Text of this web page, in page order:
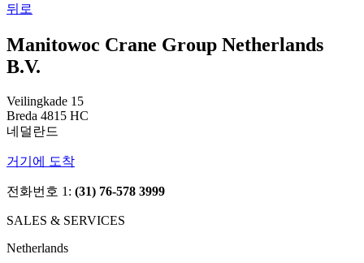
뒤로
Manitowoc Crane Group Netherlands
B.V.
Veilingkade 15
Breda 4815 HC
네덜란드
거기에 도착
전화번호 1: (31) 76-578 3999
SALES & SERVICES
Netherlands